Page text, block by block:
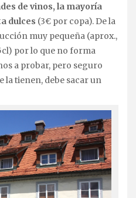
de vinos, la mayoría
dulces (3€ por copa). De la
muy pequeña (aprox.,
por lo que no forma
a probar, pero seguro
la tienen, debe sacar un